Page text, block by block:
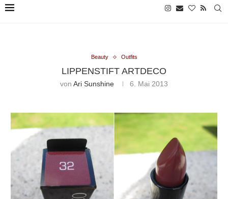
Beauty Outfits
LIPPENSTIFT ARTDECO
von Ari Sunshine 6. Mai 2013